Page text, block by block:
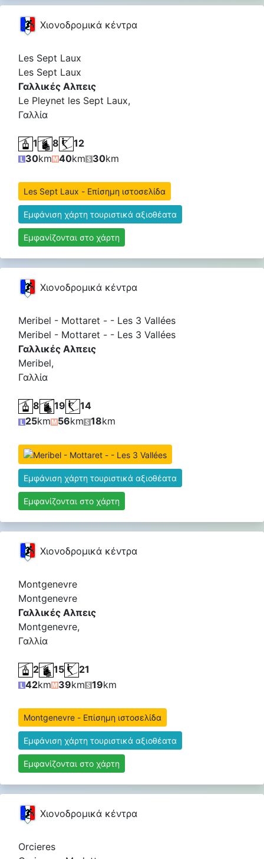
Χιονοδρομικά κέντρα
Les Sept Laux
Les Sept Laux
Γαλλικές Αλπεις
Le Pleynet les Sept Laux,
Γαλλία
1 8
12
30km 40km 30km
Les Sept Laux - Επίσημη ιστοσελίδα
Εμφάνιση χάρτη τουριστικά αξιοθέατα
Εμφανίζονται στο χάρτη
Χιονοδρομικά κέντρα
Meribel - Mottaret - - Les 3 Vallées
Meribel - Mottaret - - Les 3 Vallées
Γαλλικές Αλπεις
Meribel,
Γαλλία
8 19
14
25km 56km 18km
Εμφάνιση χάρτη τουριστικά αξιοθέατα
Εμφανίζονται στο χάρτη
Χιονοδρομικά κέντρα
Montgenevre
Montgenevre
Γαλλικές Αλπεις
Montgenevre,
Γαλλία
2 15
21
42km 39km 19km
Montgenevre - Επίσημη ιστοσελίδα
Εμφάνιση χάρτη τουριστικά αξιοθέατα
Εμφανίζονται στο χάρτη
Χιονοδρομικά κέντρα
Orcieres